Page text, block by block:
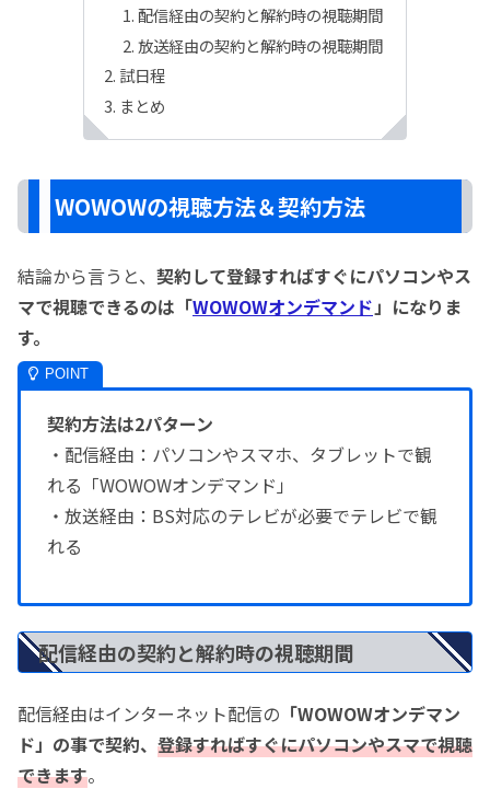
配信経由の契約と解約時の視聴期間
放送経由の契約と解約時の視聴期間
試日程
まとめ
WOWOWの視聴方法＆契約方法
結論から言うと、 契約して登録すればすぐにパソコンやス
マで視聴できるのは「WOWOWオンデマンド」になりま
す。
契約方法は2パターン
・配信経由：パソコンやスマホ、タブレットで観
れる「WOWOWオンデマンド」
・放送経由：BS対応のテレビが必要でテレビで観
れる
配信経由の契約と解約時の視聴期間
配信経由はインターネット配信の 「WOWOWオンデマン
ド」の事で契約、 登録すればすぐにパソコンやスマで視聴
できます。